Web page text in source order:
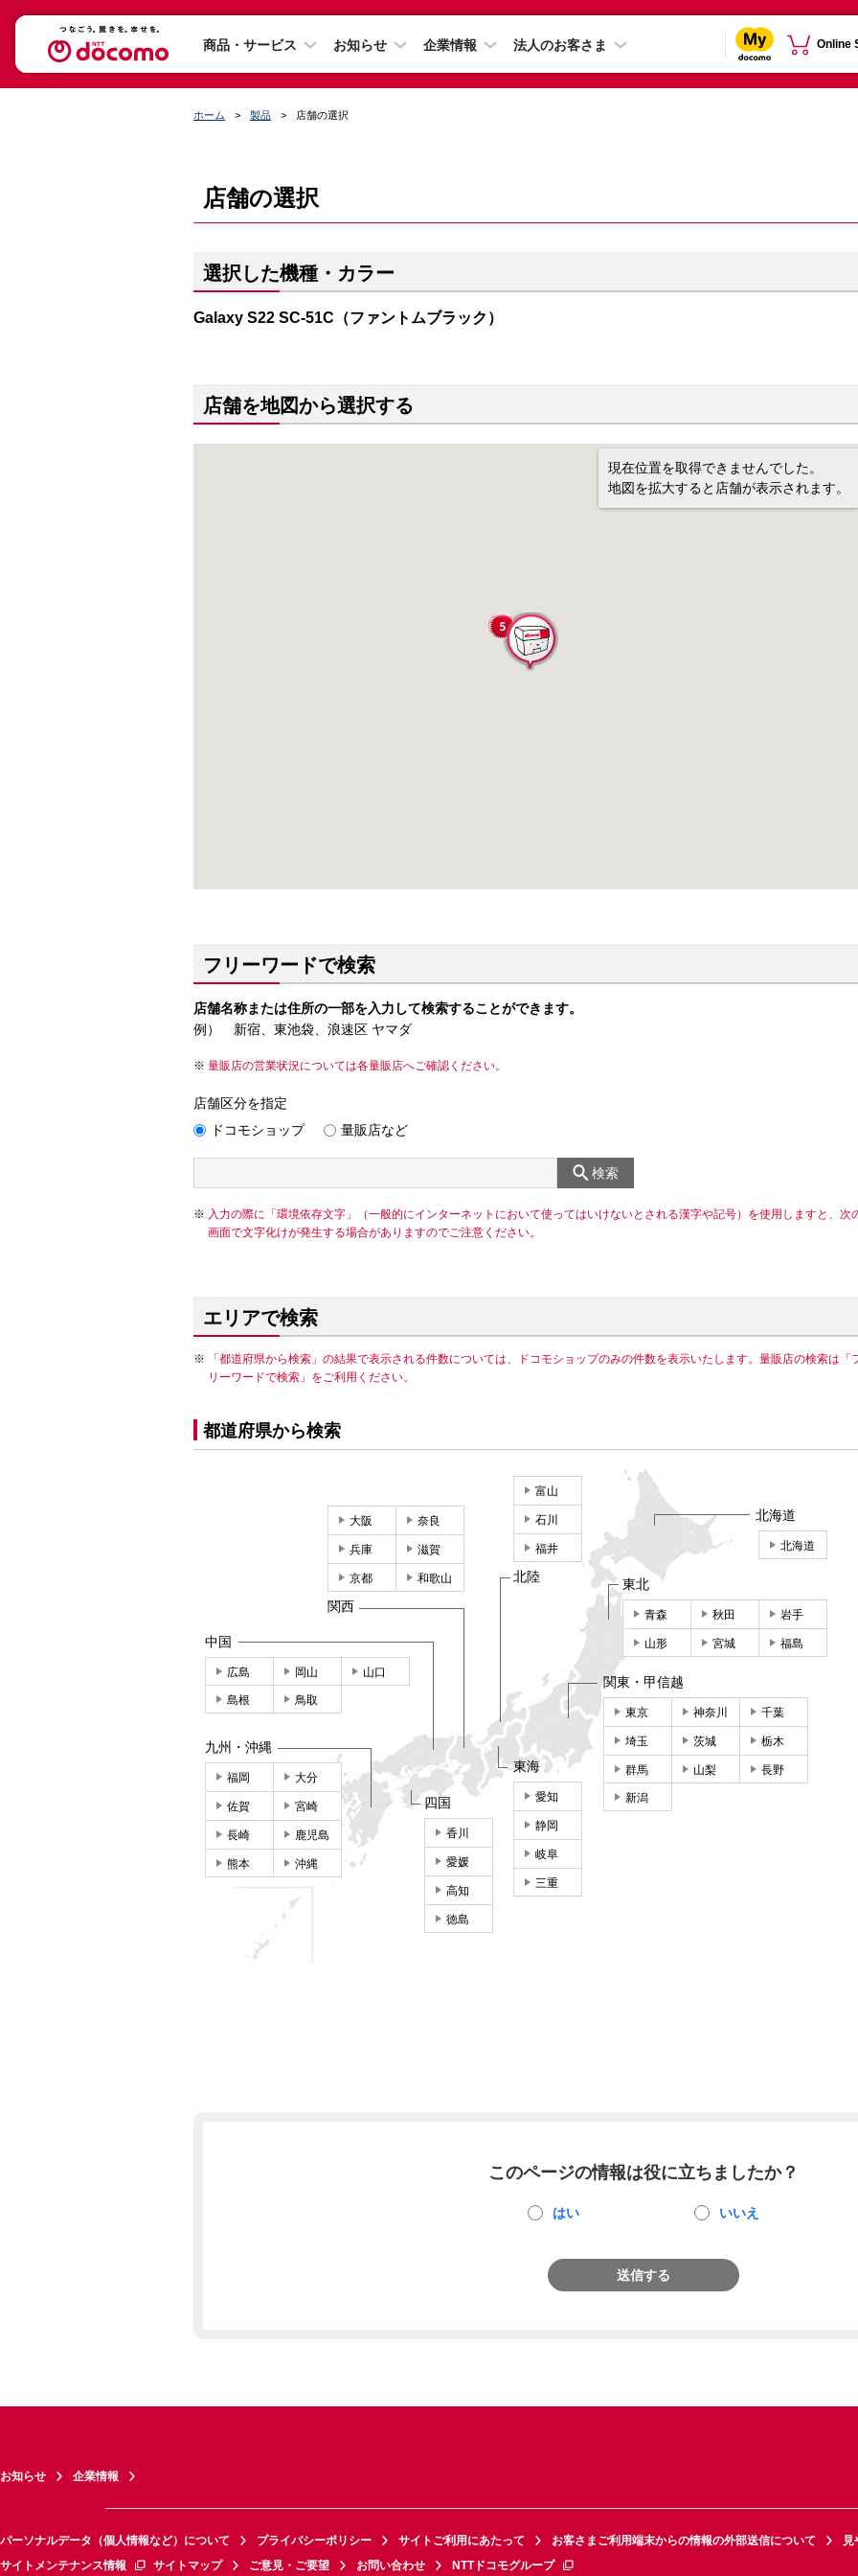
商品・サービス お知らせ 企業情報 法人のお客さま Online
ホーム 製品 店舗の選択
店舗の選択
選択した機種・カラー
Galaxy S22 SC-51C（ファントムブラック）
店舗を地図から選択する
現在位置を取得できませんでした。
地図を拡大すると店舗が表示されます。
フリーワードで検索
店舗名称または住所の一部を入力して検索することができます。
例） 新宿、東池袋、浪速区 ヤマダ
量販店の営業状況については各量販店へご確認ください。
店舗区分を指定
ドコモショップ
量販店など
検索
入力の際に「環境依存文字」（一般的にインターネットにおいて使ってはいけないとされる漢字や記号）を使用しますと、次
画面で文字化けが発生する場合がありますのでご注意ください。
エリアで検索
「都道府県から検索」の結果で表示される件数については、ドコモショップのみの件数を表示いたします。量販店の検索は「
リーワードで検索」をご利用ください。
都道府県から検索
北海道
北海道
東北
青森 秋田 岩手
山形 宮城 福島
関東・甲信越
東京 神奈川 千葉
埼玉 茨城 栃木
群馬 山梨 長野
新潟
東海
愛知
静岡
岐阜
三重
富山
石川
福井
北陸
大阪 奈良
兵庫 滋賀
京都 和歌山
関西
中国
広島 岡山 山口
島根 鳥取
四国
香川
愛媛
高知
徳島
九州・沖縄
福岡 大分
佐賀 宮崎
長崎 鹿児島
熊本 沖縄
このページの情報は役に立ちましたか？
はい いいえ
送信する
お知らせ 企業情報
パーソナルデータ（個人情報など）について プライバシーポリシー サイトご利用にあたって お客さまご利用端末からの情報の外部送信について
見
サイトメンテナンス情報
サイトマップ ご意見・ご要望 お問い合わせ NTTドコモグループ